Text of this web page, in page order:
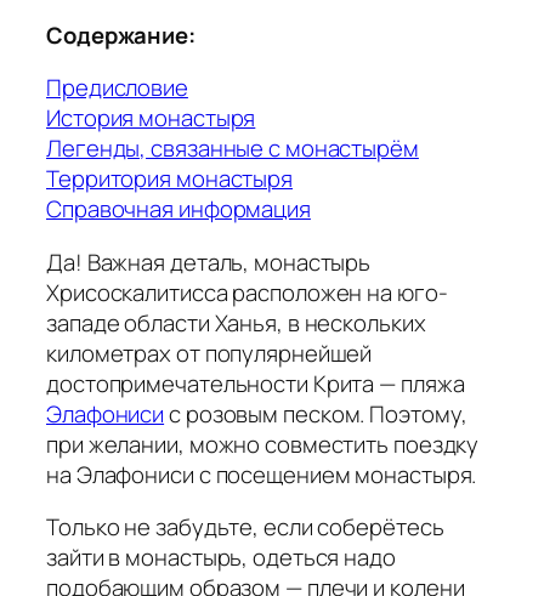
Содержание:
Предисловие
История монастыря
Легенды, связанные с монастырём
Территория монастыря
Справочная информация
Да! Важная деталь, монастырь
Хрисоскалитисса расположен на юго-
западе области Ханья, в нескольких
километрах от популярнейшей
достопримечательности Крита — пляжа
Элафонисис розовым песком. Поэтому,
при желании, можно совместить поездку
на Элафониси с посещением монастыря.
Только не забудьте, если соберётесь
зайти в монастырь, одеться надо
подобающим образом — плечи и колени